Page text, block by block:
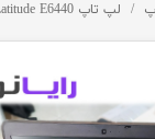
لپ تاپ Dell Latitude E6440